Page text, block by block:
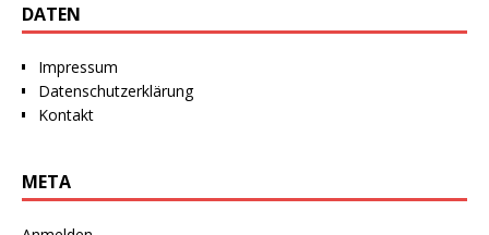
DATEN
Impressum
Datenschutzerklärung
Kontakt
META